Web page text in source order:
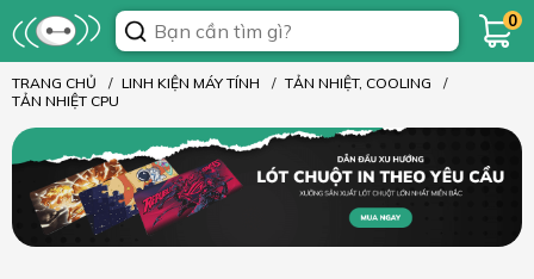
0
TRANG CHỦ LINH KIỆN MÁY TÍNH
TẢN NHIỆT, COOLING
TẢN NHIỆT CPU